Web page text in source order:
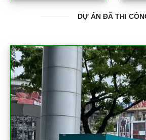
DỰ ÁN ĐÃ THI